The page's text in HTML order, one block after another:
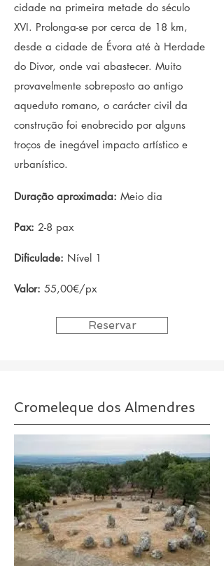
cidade na primeira metade do século
XVI. Prolonga-se por cerca de 18 km,
desde a cidade de Évora até à Herdade
do Divor, onde vai abastecer. Muito
provavelmente sobreposto ao antigo
aqueduto romano, o carácter civil da
construção foi enobrecido por alguns
troços de inegável impacto artístico e
urbanístico.
Duração aproximada: Meio dia
Pax: 2-8 pax
Dificulade: Nível 1
Valor: 55,00€/px
Reservar
Cromeleque dos Almendres